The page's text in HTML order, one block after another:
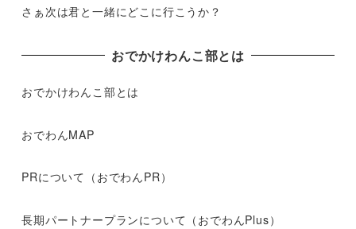
さぁ次は君と一緒にどこに行こうか？
おでかけわんこ部とは
おでかけわんこ部とは
おでわんMAP
PRについて（おでわんPR）
長期パートナープランについて（おでわんPlus）